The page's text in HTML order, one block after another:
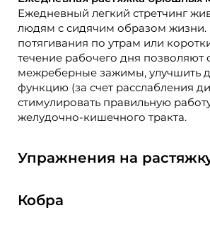
Ежедневный легкий стретчинг
людям с сидячим образом жизни.
потягивания по утрам или
течение рабочего дня позволяют
межреберные зажимы, улучшить
функцию (за счет расслабления
стимулировать правильную
желудочно-кишечного тракта.
Упражнения на
Кобра